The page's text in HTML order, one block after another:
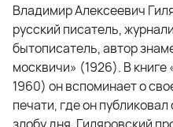
Владимир Алексеевич
русский писатель,
бытописатель, автор
москвичи» (1926). В книге
1960) он вспоминает о
печати, где он
злобу дня. Гиляровский